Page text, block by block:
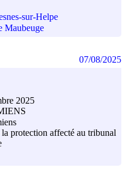
sur-Helpe
Maubeuge
2025
protection affecté au tribunal
07/08/2025